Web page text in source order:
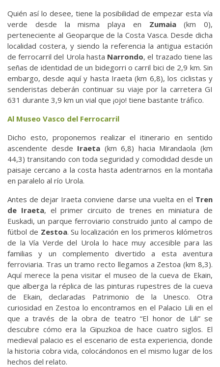
Quién así lo desee, tiene la posibilidad de empezar esta vía
verde desde la misma playa en Zumaia(km 0),
perteneciente al Geoparque de la Costa Vasca. Desde dicha
localidad costera, y siendo la referencia la antigua estación
de ferrocarril del Urola hasta Narrondo, el trazado tiene las
señas de identidad de un bidegorri o carril bici de 2,9 km. Sin
embargo, desde aquí y hasta Iraeta (km 6,8), los ciclistas y
senderistas deberán continuar su viaje por la carretera GI
631 durante 3,9 km un vial que ¡ojo! tiene bastante tráfico.
Al Museo Vasco del Ferrocarril
Dicho esto, proponemos realizar el itinerario en sentido
ascendente desde Iraeta (km 6,8) hacia Mirandaola (km
44,3) transitando con toda seguridad y comodidad desde un
paisaje cercano a la costa hasta adentrarnos en la montaña
en paralelo al río Urola.
Antes de dejar Iraeta conviene darse una vuelta en el Tren
de Iraeta, el primer circuito de trenes en miniatura de
Euskadi, un parque ferroviario construido junto al campo de
fútbol de Zestoa. Su localización en los primeros kilómetros
de la Vía Verde del Urola lo hace muy accesible para las
familias y un complemento divertido a esta aventura
ferroviaria. Tras un tramo recto llegamos a Zestoa (km 8,3).
Aquí merece la pena visitar el museo de la cueva de Ekain,
que alberga la réplica de las pinturas rupestres de la cueva
de Ekain, declaradas Patrimonio de la Unesco. Otra
curiosidad en Zestoa lo encontramos en el Palacio Lili en el
que a través de la obra de teatro “El honor de Lili” se
descubre cómo era la Gipuzkoa de hace cuatro siglos. El
medieval palacio es el escenario de esta experiencia, donde
la historia cobra vida, colocándonos en el mismo lugar de los
hechos del relato.